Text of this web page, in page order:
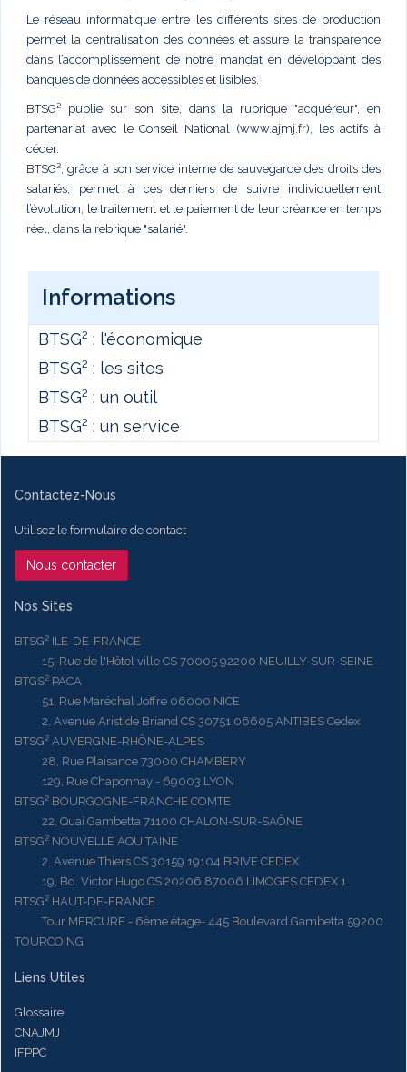
Le réseau informatique entre les différents sites de production
permet la centralisation des données et assure la transparence
dans l’accomplissement de notre mandat en développant des
banques de données accessibles et lisibles.
BTSG² publie sur son site, dans la rubrique "acquéreur", en
partenariat avec le Conseil National (www.ajmj.fr), les actifs à
céder.
BTSG², grâce à son service interne de sauvegarde des droits des
salariés, permet à ces derniers de suivre individuellement
l’évolution, le traitement et le paiement de leur créance en temps
réel, dans la rebrique "salarié".
Informations
BTSG² : l'économique
BTSG² : les sites
BTSG² : un outil
BTSG² : un service
Contactez-Nous
Utilisez le formulaire de contact
Nous contacter
Nos Sites
BTSG² ILE-DE-FRANCE
15, Rue de l'Hôtel ville CS 70005 92200 NEUILLY-SUR-SEINE
BTGS² PACA
51, Rue Maréchal Joffre 06000 NICE
2, Avenue Aristide Briand CS 30751 06605 ANTIBES Cedex
BTSG² AUVERGNE-RHÔNE-ALPES
28, Rue Plaisance 73000 CHAMBERY
129, Rue Chaponnay - 69003 LYON
BTSG² BOURGOGNE-FRANCHE COMTE
22, Quai Gambetta 71100 CHALON-SUR-SAÔNE
BTSG² NOUVELLE AQUITAINE
2, Avenue Thiers CS 30159 19104 BRIVE CEDEX
19, Bd. Victor Hugo CS 20206 87006 LIMOGES CEDEX 1
BTSG² HAUT-DE-FRANCE
Tour MERCURE - 6ème étage- 445 Boulevard Gambetta 59200
TOURCOING
Liens Utiles
Glossaire
CNAJMJ
IFPPC